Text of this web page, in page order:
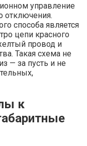
управление
отключения.
способа является
цепи красного
провод и
Такая схема не
— за пусть и не
к